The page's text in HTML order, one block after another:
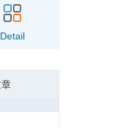
Detail